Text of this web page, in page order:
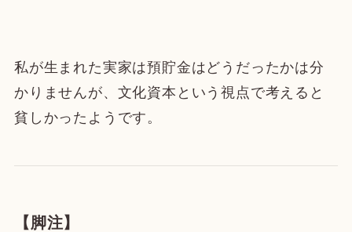
私が生まれた実家は預貯金はどうだったかは分
かりませんが、文化資本という視点で考えると
貧しかったようです。
【脚注】